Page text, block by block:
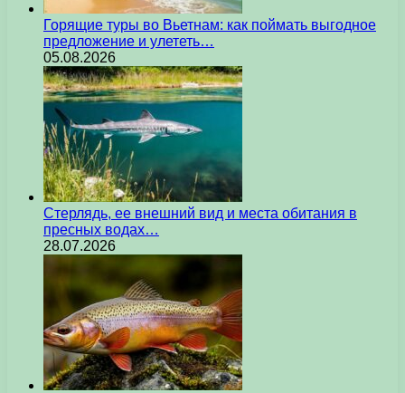
Горящие туры во Вьетнам: как поймать выгодное
предложение и улететь…
05.08.2026
Стерлядь, ее внешний вид и места обитания в
пресных водах…
28.07.2026